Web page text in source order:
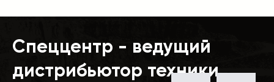
Спеццентр - ведущий
дистрибьютор техники